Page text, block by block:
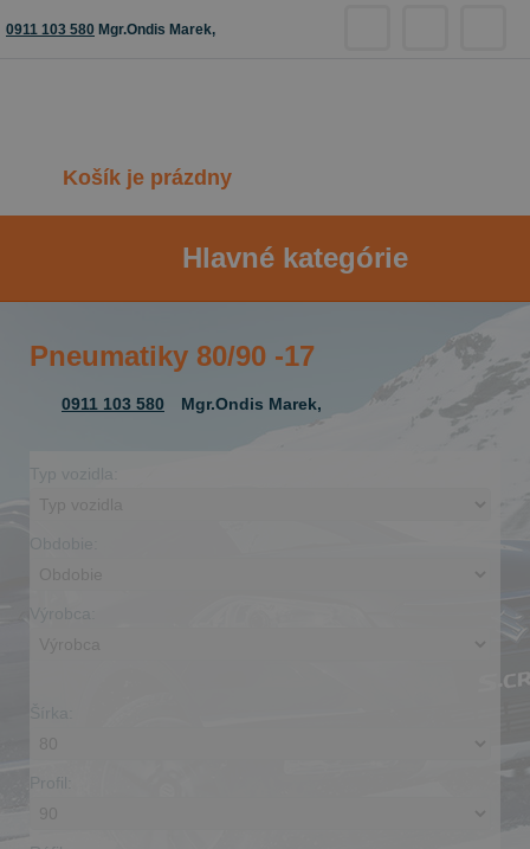
0911 103 580 Mgr.Ondis Marek,
Košík je prázdny
Hlavné kategórie
Pneumatiky 80/90 -17
0911 103 580 Mgr.Ondis Marek,
Výrobca:
Profil: